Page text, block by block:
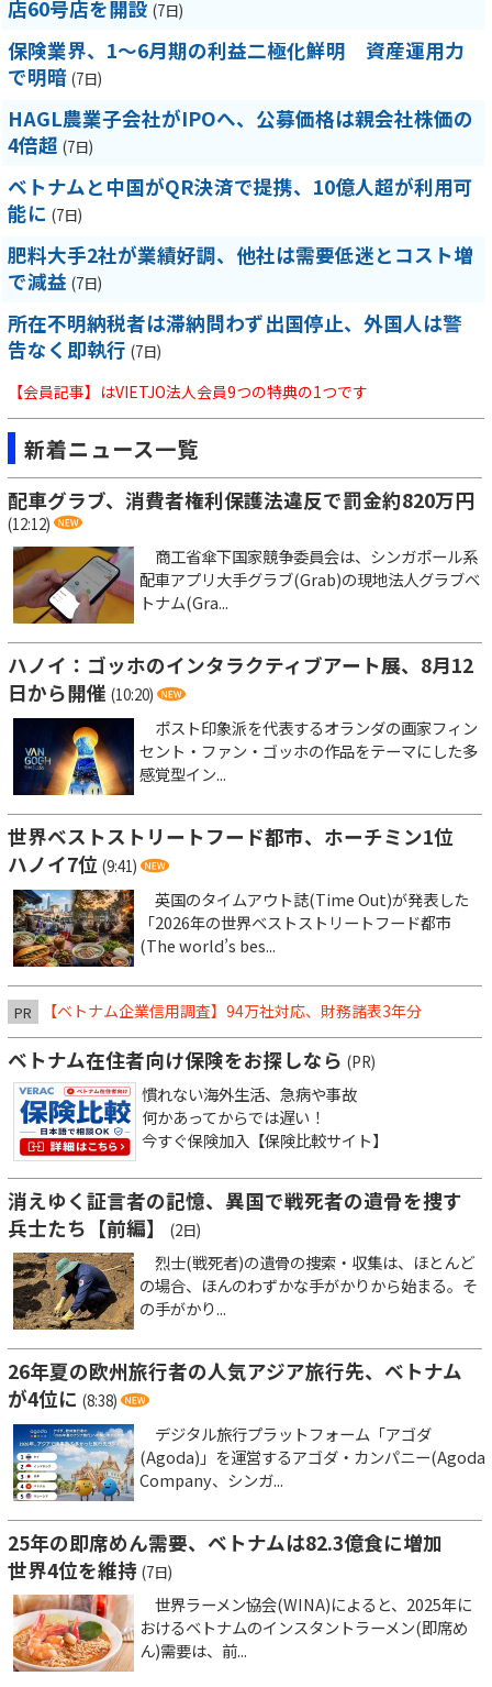
店60号店を開設 (7日)
保険業界、1～6月期の利益二極化鮮明 資産運用力
で明暗 (7日)
HAGL農業子会社がIPOへ、公募価格は親会社株価の
4倍超 (7日)
ベトナムと中国がQR決済で提携、10億人超が利用可
能に (7日)
肥料大手2社が業績好調、他社は需要低迷とコスト増
で減益 (7日)
所在不明納税者は滞納問わず出国停止、外国人は警
告なく即執行 (7日)
【会員記事】はVIETJO法人会員9つの特典の1つです
新着ニュース一覧
配車グラブ、消費者権利保護法違反で罰金約820万円
(12:12)
商工省傘下国家競争委員会は、シンガポール系
配車アプリ大手グラブ(Grab)の現地法人グラブベ
トナム(Gra...
ハノイ：ゴッホのインタラクティブアート展、8月12
日から開催 (10:20)
ポスト印象派を代表するオランダの画家フィン
セント・ファン・ゴッホの作品をテーマにした多
感覚型イン...
世界ベストストリートフード都市、ホーチミン1位
ハノイ7位 (9:41)
英国のタイムアウト誌(Time Out)が発表した
「2026年の世界ベストストリートフード都市
(The world’s bes...
PR 【ベトナム企業信用調査】94万社対応、財務諸表3年分
ベトナム在住者向け保険をお探しなら (PR)
慣れない海外生活、急病や事故
何かあってからでは遅い！
今すぐ保険加入【保険比較サイト】
消えゆく証言者の記憶、異国で戦死者の遺骨を捜す
兵士たち【前編】
(2日)
烈士(戦死者)の遺骨の捜索・収集は、ほとんど
の場合、ほんのわずかな手がかりから始まる。そ
の手がかり...
26年夏の欧州旅行者の人気アジア旅行先、ベトナム
が4位に (8:38)
デジタル旅行プラットフォーム「アゴダ
(Agoda)」を運営するアゴダ・カンパニー(Agoda
Company、シンガ...
25年の即席めん需要、ベトナムは82.3億食に増加
世界4位を維持 (7日)
世界ラーメン協会(WINA)によると、2025年に
おけるベトナムのインスタントラーメン(即席め
ん)需要は、前...